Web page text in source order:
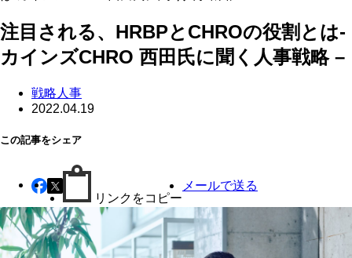
注目される、HRBPとCHROの役割とは-
カインズCHRO 西田氏に聞く人事戦略 –
戦略人事
2022.04.19
この記事をシェア
リンクをコピー
メールで送る